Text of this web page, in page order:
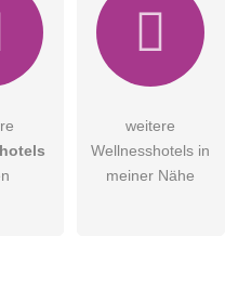
AGB
zur Kenntnis genommen.
weitere
Wellnesshotels in
meiner Nähe